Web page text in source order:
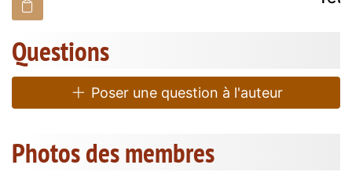
Questions
Poser une question à l'auteur
Photos des membres